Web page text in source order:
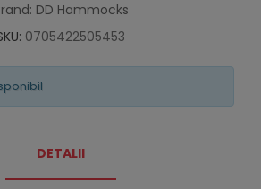
DD Hammocks
0705422505453
DETALII